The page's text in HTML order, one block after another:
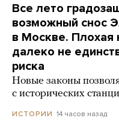
Все лето
возможный снос
в Москве. Плохая
далеко не
риска
Новые законы
с исторических
ИСТОРИИ 14 часов назад